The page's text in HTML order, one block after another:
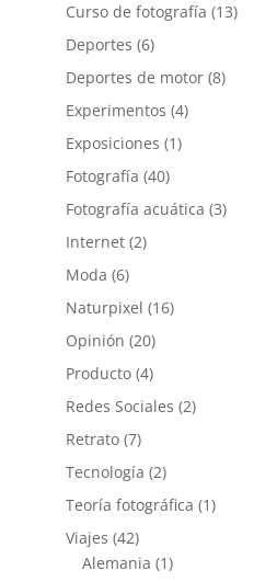
Curso de fotografía (13)
Deportes (6)
Deportes de motor(8)
Experimentos (4)
Exposiciones (1)
Fotografía (40)
Fotografía acuática (3)
Internet(2)
Moda (6)
Naturpixel (16)
Opinión (20)
Producto(4)
Redes Sociales (2)
Retrato(7)
Tecnología (2)
Teoría fotográfica (1)
Viajes (42)
Alemania (1)